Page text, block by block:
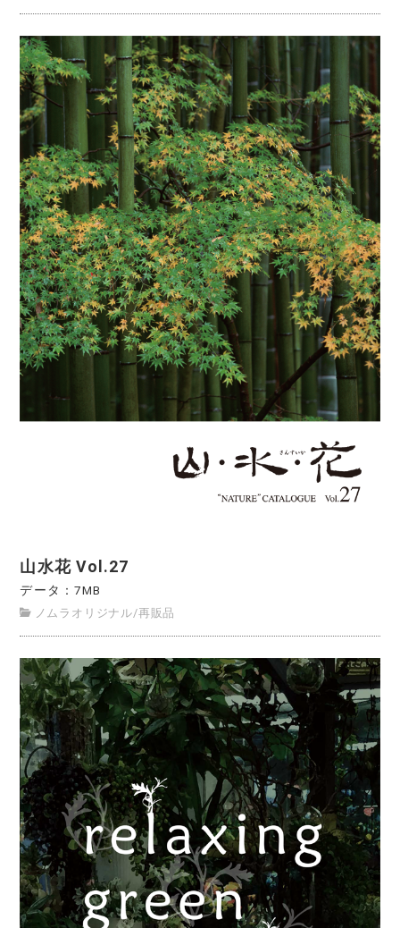
山水花 Vol.27
データ：7MB
ノムラオリジナル/再販品